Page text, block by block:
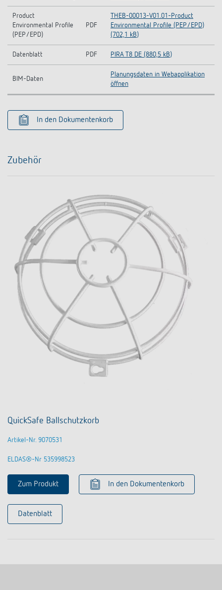
Product
Environmental Profile
(PEP/EPD)
PDF
THEB-00013-V01.01-Product
Environmental Profile (PEP/EPD)
(702,1 kB)
Datenblatt PDF PIRA T8 DE (880,5 kB)
BIM-Daten
Planungsdaten in Webapplikation
öffnen
In den Dokumentenkorb
Zubehör
QuickSafe Ballschutzkorb
Artikel-Nr. 9070531
ELDAS®-Nr 535998523
Zum Produkt In den Dokumentenkorb
Datenblatt